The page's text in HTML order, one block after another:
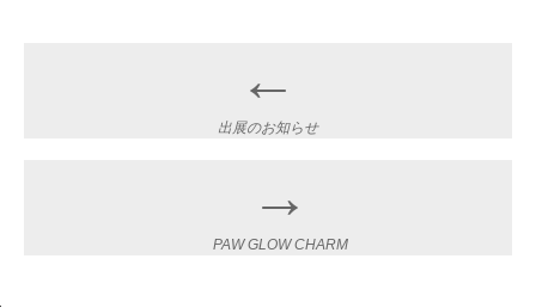
navigation
←
出展のお知らせ
→
PAW GLOW CHARM